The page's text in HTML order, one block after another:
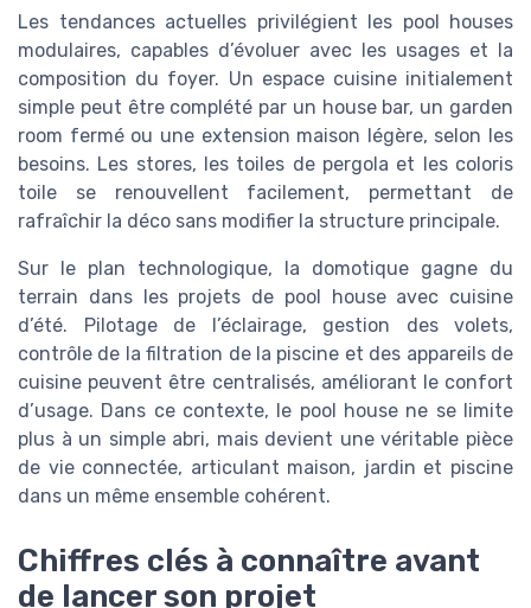
Les tendances actuelles privilégient les pool houses
modulaires, capables d’évoluer avec les usages et la
composition du foyer. Un espace cuisine initialement
simple peut être complété par un house bar, un garden
room fermé ou une extension maison légère, selon les
besoins. Les stores, les toiles de pergola et les coloris
toile se renouvellent facilement, permettant de
rafraîchir la déco sans modifier la structure principale.
Sur le plan technologique, la domotique gagne du
terrain dans les projets de pool house avec cuisine
d’été. Pilotage de l’éclairage, gestion des volets,
contrôle de la filtration de la piscine et des appareils de
cuisine peuvent être centralisés, améliorant le confort
d’usage. Dans ce contexte, le pool house ne se limite
plus à un simple abri, mais devient une véritable pièce
de vie connectée, articulant maison, jardin et piscine
dans un même ensemble cohérent.
Chiffres clés à connaître avant
de lancer son projet